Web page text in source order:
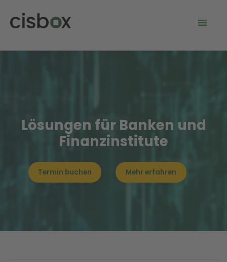
Lösungen für Banken und
Finanzinstitute
Termin buchen Mehr erfahren